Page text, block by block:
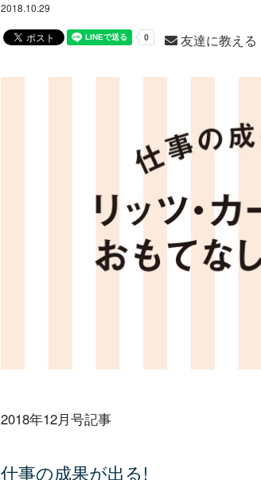
2018.10.29
友達に教える
2018年12月号記事
仕事の成果が出る!